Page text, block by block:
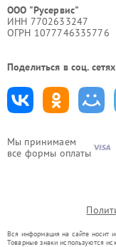
Мы принимаем
все формы оплаты
ООО "Русервис"
ИНН 7702633247
ОГРН 1077746335776
Поделиться в соц.
Вся информация на сайте носит
Товарные знаки используются